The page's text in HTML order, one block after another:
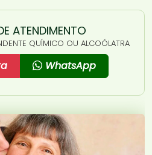
ATENDIMENTO
QUÍMICO OU ALCOÓLATRA
WhatsApp